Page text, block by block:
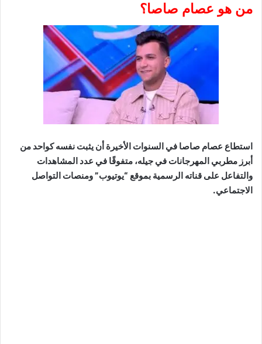
من هو عصام صاصا؟
استطاع عصام صاصا في السنوات الأخيرة أن يثبت نفسه كواحد من
أبرز مطربي المهرجانات في جيله، متفوقًا في عدد المشاهدات
والتفاعل على قناته الرسمية بموقع “يوتيوب” ومنصات التواصل
الاجتماعي.